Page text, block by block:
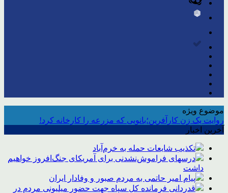
موضوع ویژه
روایت یک زن کارآفرین؛بانویی که مزرعه را کارخانه کرد!
آخرین اخبار
تکذیب شایعات حمله به خرم‌آباد
درسهای فراموش‌نشدنی برای آمریکای جنگ‌افروز خواهیم
داشت
پیام امیر حاتمی به مردم صبور و وفادار ایران
قدردانی فرمانده کل سپاه جهت حضور میلیونی مردم در